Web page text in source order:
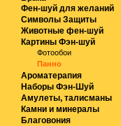
Фен-шуй для желаний
Символы Защиты
Животные фен-шуй
Картины Фэн-шуй
Фотообои
Панно
Ароматерапия
Наборы Фэн-Шуй
Амулеты, талисманы
Камни и минералы
Благовония